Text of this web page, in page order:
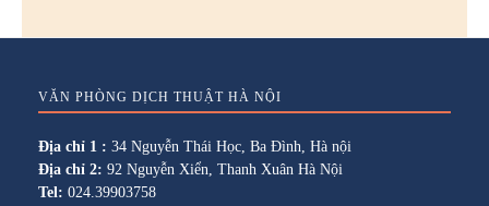
VĂN PHÒNG DỊCH THUẬT HÀ NỘI
Địa chỉ 1 : 34 Nguyễn Thái Học, Ba Đình, Hà nội
Địa chỉ 2: 92 Nguyễn Xiển, Thanh Xuân Hà Nội
Tel: 024.39903758